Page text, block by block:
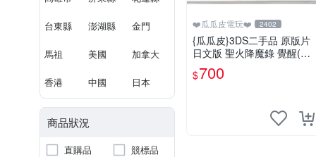
台東縣 澎湖縣 金門
馬祖 美國 加拿大
香港 中國 日本
商品狀況
直購品
競標品
❤️瓜瓜皮電玩❤️ 2402
{瓜瓜皮}3DS二手品 原版片
日文版 聖火降魔錄 覺醒(遊
戲都能回收)
$700